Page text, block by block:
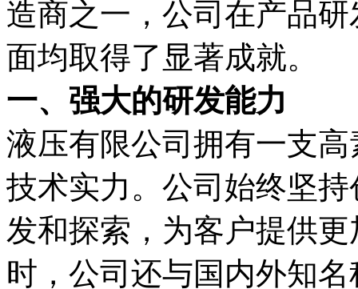
造商之一，公司在产品
面均取得了显著成就。
一、强大的研发能力
液压有限公司拥有一支
技术实力。公司始终坚
发和探索，为客户提供
时，公司还与国内外知